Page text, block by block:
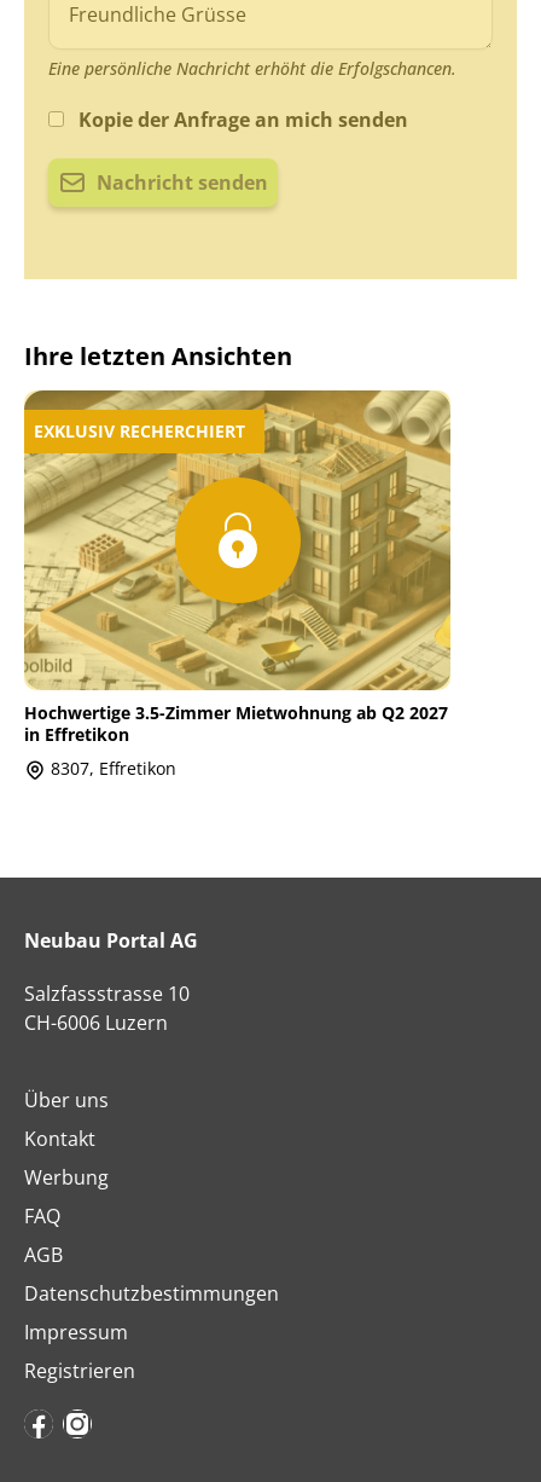
Eine persönliche Nachricht erhöht die Erfolgschancen.
Kopie der Anfrage an mich senden
Nachricht senden
Ihre letzten Ansichten
EXKLUSIV RECHERCHIERT
Hochwertige 3.5-Zimmer Mietwohnung ab Q2 2027
in Effretikon
8307, Effretikon
Neubau Portal AG
Salzfassstrasse 10
CH-6006 Luzern
Über uns
Kontakt
Werbung
FAQ
AGB
Datenschutzbestimmungen
Impressum
Registrieren